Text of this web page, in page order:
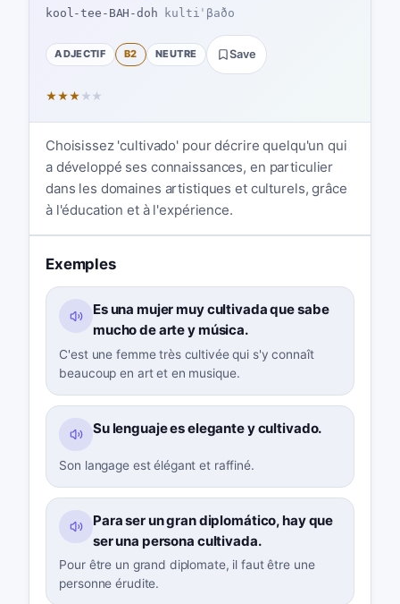
kool-tee-BAH-doh kultiˈβaðo
ADJECTIF B2 NEUTRE Save
★★★ ★ ★
Choisissez 'cultivado' pour décrire quelqu'un qui
a développé ses connaissances, en particulier
dans les domaines artistiques et culturels, grâce
à l'éducation et à l'expérience.
Exemples
Es una mujer muy cultivada que sabe
mucho de arte y música.
C'est une femme très cultivée qui s'y connaît
beaucoup en art et en musique.
Su lenguaje es elegante y cultivado.
Son langage est élégant et raffiné.
Para ser un gran diplomático, hay que
ser una persona cultivada.
Pour être un grand diplomate, il faut être une
personne érudite.